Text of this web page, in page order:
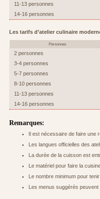
11-13 personnes
14-16 personnes
Les tarifs d’atelier culinaire
Personnes
2 personnes
3-4 personnes
5-7 personnes
8-10 personnes
11-13 personnes
14-16 personnes
Remarques:
Il est nécessaire de faire une
Les langues officielles des
La durée de la cuisson est
Le matériel pour faire la
Le nombre minimum pour tenir
Les menus suggérés